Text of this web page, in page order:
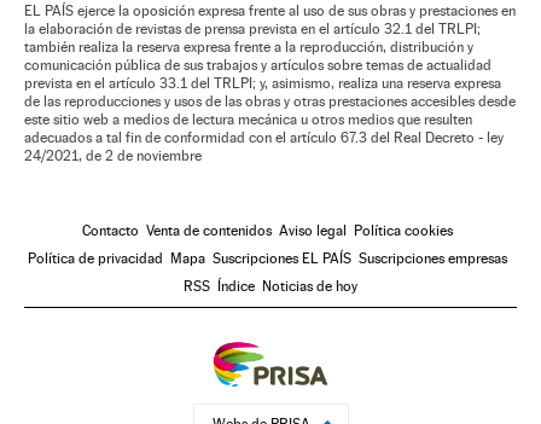
EL PAÍS ejerce la oposición expresa frente al uso de sus obras y prestaciones en
la elaboración de revistas de prensa prevista en el artículo 32.1 del TRLPI;
también realiza la reserva expresa frente a la reproducción, distribución y
comunicación pública de sus trabajos y artículos sobre temas de actualidad
prevista en el artículo 33.1 del TRLPI; y, asimismo, realiza una reserva expresa
de las reproducciones y usos de las obras y otras prestaciones accesibles desde
este sitio web a medios de lectura mecánica u otros medios que resulten
adecuados a tal fin de conformidad con el artículo 67.3 del Real Decreto - ley
24/2021, de 2 de noviembre
Contacto Venta de contenidos Aviso legal Política cookies
Política de privacidad Mapa Suscripciones EL PAÍS Suscripciones empresas
RSS Índice Noticias de hoy